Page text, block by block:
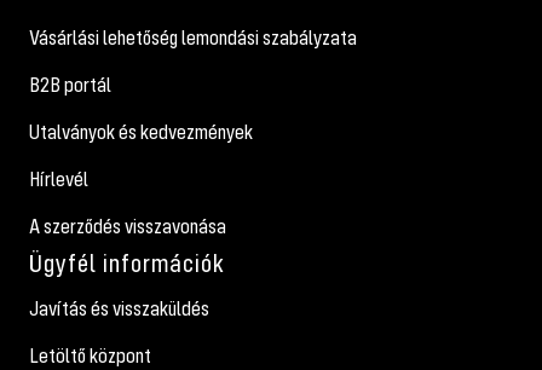
Vásárlási lehetőség lemondási szabályzata
B2B portál
Utalványok és kedvezmények
Hírlevél
A szerződés visszavonása
Ügyfél információk
Javítás és visszaküldés
Letöltő központ